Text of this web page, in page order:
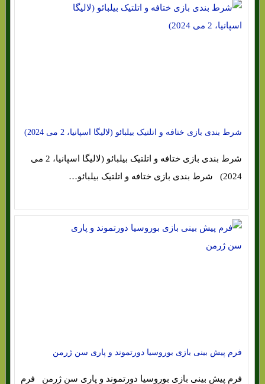
شرط بندی بازی ختافه و اتلتیک بیلبائو (لالیگا اسپانیا، 2 می 2024)
شرط بندی بازی ختافه و اتلتیک بیلبائو (لالیگا اسپانیا، 2 می
2024) شرط بندی بازی ختافه و اتلتیک بیلبائو…
فرم پیش بینی بازی بوروسیا دورتموند و پاری سن ژرمن
فرم پیش بینی بازی بوروسیا دورتموند و پاری سن ژرمن فرم